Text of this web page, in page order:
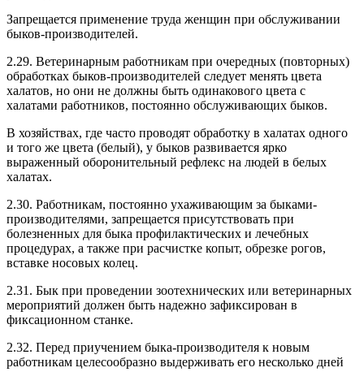
Запрещается применение труда женщин при обслуживании
быков-производителей.
2.29. Ветеринарным работникам при очередных (повторных)
обработках быков-производителей следует менять цвета
халатов, но они не должны быть одинакового цвета с
халатами работников, постоянно обслуживающих быков.
В хозяйствах, где часто проводят обработку в халатах одного
и того же цвета (белый), у быков развивается ярко
выраженный оборонительный рефлекс на людей в белых
халатах.
2.30. Работникам, постоянно ухаживающим за быками-
производителями, запрещается присутствовать при
болезненных для быка профилактических и лечебных
процедурах, а также при расчистке копыт, обрезке рогов,
вставке носовых колец.
2.31. Бык при проведении зоотехнических или ветеринарных
мероприятий должен быть надежно зафиксирован в
фиксационном станке.
2.32. Перед приучением быка-производителя к новым
работникам целесообразно выдерживать его несколько дней